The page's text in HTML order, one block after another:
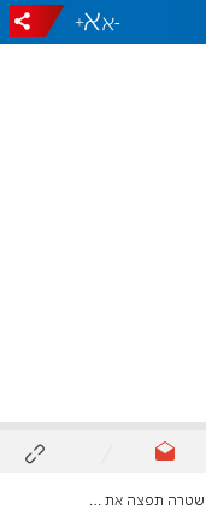
-
+
סוכות באלפי שקלים